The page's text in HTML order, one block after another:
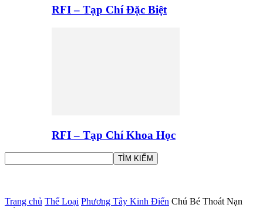
RFI – Tạp Chí Đặc Biệt
RFI – Tạp Chí Khoa Học
Trang chủ Thể Loại Phương Tây Kinh Điển Chú Bé Thoát Nạn